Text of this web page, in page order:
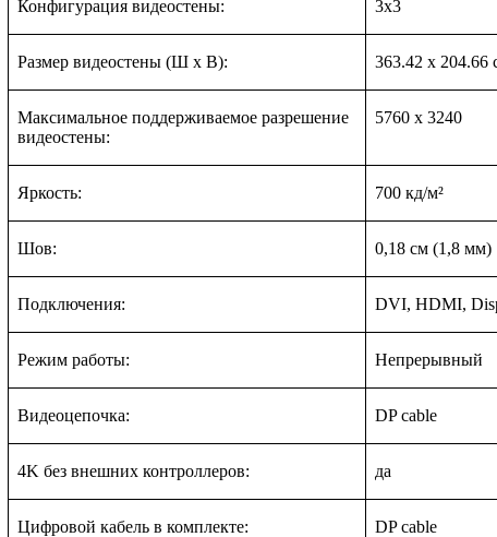
Конфигурация видеостены: 3х3
Размер видеостены (Ш х В): 363.42 х 204.66
Максимальное поддерживаемое разрешение
видеостены:
5760 х 3240
Яркость: 700 кд/м²
Шов: 0,18 см (1,8 мм)
Подключения: DVI, HDMI,
Режим работы: Непрерывный
Видеоцепочка: DP cable
4K без внешних контроллеров: да
Цифровой кабель в комплекте: DP cable